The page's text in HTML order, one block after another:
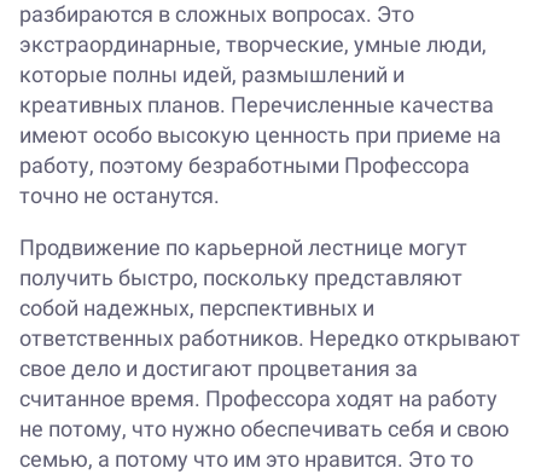
разбираются в сложных вопросах. Это
экстраординарные, творческие, умные люди,
которые полны идей, размышлений и
креативных планов. Перечисленные качества
имеют особо высокую ценность при приеме на
работу, поэтому безработными Профессора
точно не останутся.
Продвижение по карьерной лестнице могут
получить быстро, поскольку представляют
собой надежных, перспективных и
ответственных работников. Нередко открывают
свое дело и достигают процветания за
считанное время. Профессора ходят на работу
не потому, что нужно обеспечивать себя и свою
семью, а потому что им это нравится. Это то